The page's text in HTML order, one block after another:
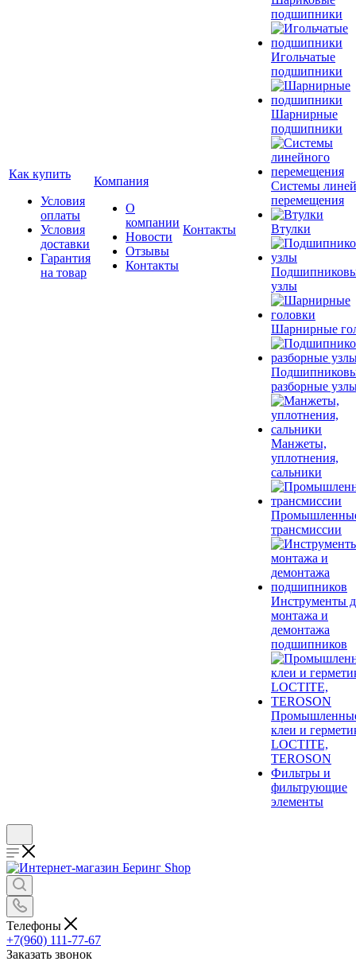
Как купить
Условия
оплаты
Условия
доставки
Гарантия
на товар
Компания
О
компании
Новости
Отзывы
Контакты
Контакты
подшипники
Игольчатые
подшипники
Шарнирные
подшипники
Системы
перемещения
Втулки
узлы
Шарнирные
разборные
Манжеты,
уплотнения,
сальники
трансмиссии
Инструменты
монтажа и
демонтажа
подшипников
клеи и
LOCTITE,
TEROSON
Фильтры и
фильтрующие
элементы
Телефоны
+7(960) 111-77-67
Заказать звонок